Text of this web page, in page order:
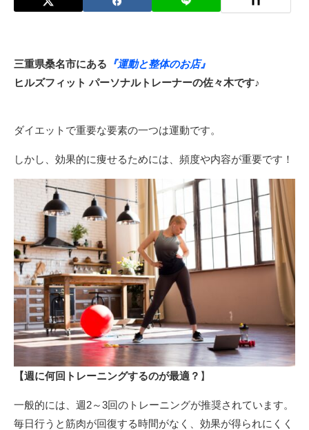
三重県桑名市にある 『運動と整体のお店』
ヒルズフィット パーソナルトレーナーの佐々木です♪
ダイエットで重要な要素の一つは運動です。
しかし、効果的に痩せるためには、頻度や内容が重要です！
【週に何回トレーニングするのが最適？ 】
一般的には、週2～3回のトレーニングが推奨されています。
毎日行うと筋肉が回復する時間がなく、効果が得られにくく